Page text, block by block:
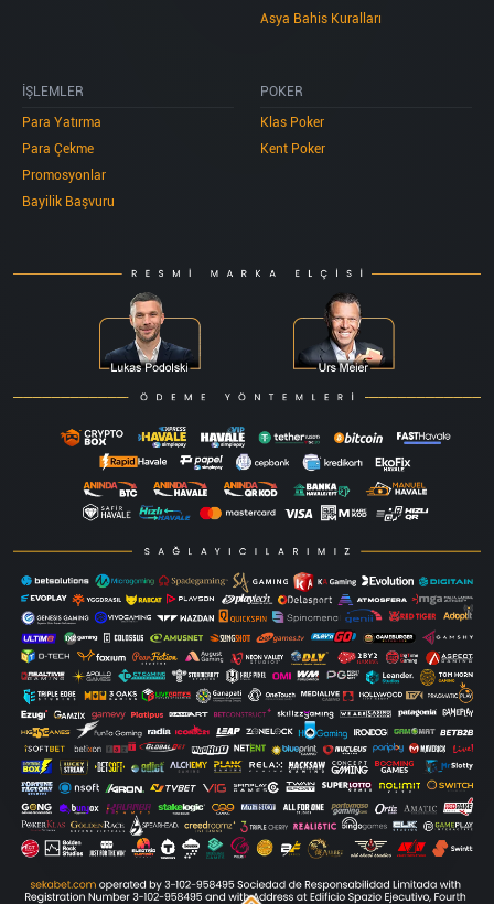
Asya Bahis Kuralları
İŞLEMLER
Para Yatırma
Para Çekme
Promosyonlar
Bayilik Başvuru
POKER
Klas Poker
Kent Poker